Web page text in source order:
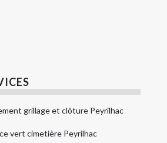
grillage et clôture Peyrilhac
vert cimetière Peyrilhac